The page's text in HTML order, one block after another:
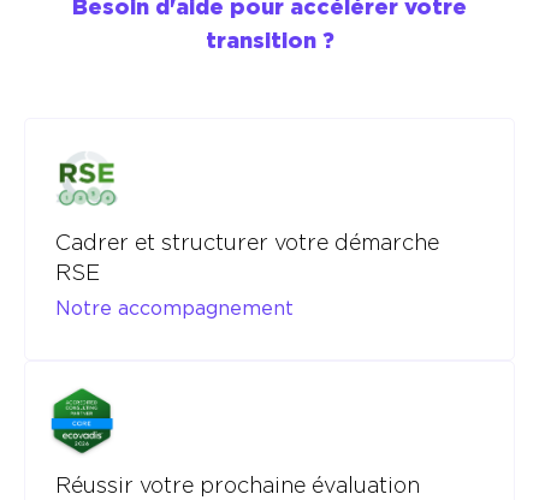
Besoin d'aide pour accélérer votre
transition ?
Cadrer et structurer votre démarche
RSE
Notre accompagnement
Réussir votre prochaine évaluation